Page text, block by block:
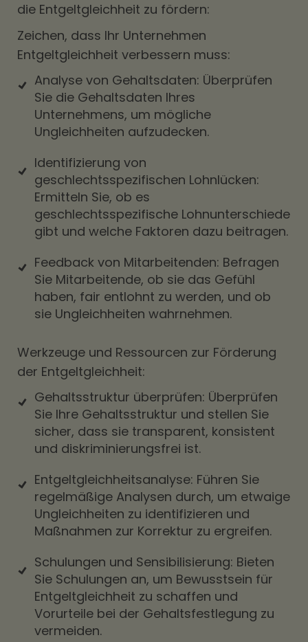
die Entgeltgleichheit zu fördern:
Zeichen, dass Ihr Unternehmen
Entgeltgleichheit verbessern muss:
Analyse von Gehaltsdaten: Überprüfen
Sie die Gehaltsdaten Ihres
Unternehmens, um mögliche
Ungleichheiten aufzudecken.
Identifizierung von
geschlechtsspezifischen Lohnlücken:
Ermitteln Sie, ob es
geschlechtsspezifische Lohnunterschiede
gibt und welche Faktoren dazu beitragen.
Feedback von Mitarbeitenden: Befragen
Sie Mitarbeitende, ob sie das Gefühl
haben, fair entlohnt zu werden, und ob
sie Ungleichheiten wahrnehmen.
Werkzeuge und Ressourcen zur Förderung
der Entgeltgleichheit:
Gehaltsstruktur überprüfen: Überprüfen
Sie Ihre Gehaltsstruktur und stellen Sie
sicher, dass sie transparent, konsistent
und diskriminierungsfrei ist.
Entgeltgleichheitsanalyse: Führen Sie
regelmäßige Analysen durch, um etwaige
Ungleichheiten zu identifizieren und
Maßnahmen zur Korrektur zu ergreifen.
Schulungen und Sensibilisierung: Bieten
Sie Schulungen an, um Bewusstsein für
Entgeltgleichheit zu schaffen und
Vorurteile bei der Gehaltsfestlegung zu
vermeiden.